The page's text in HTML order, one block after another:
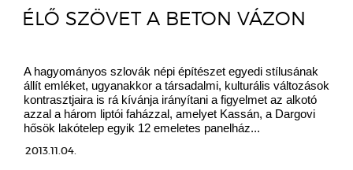
ÉLŐ SZÖVET A BETON VÁZON
A hagyományos szlovák népi építészet egyedi stílusának
állít emléket, ugyanakkor a társadalmi, kulturális változások
kontrasztjaira is rá kívánja irányítani a figyelmet az alkotó
azzal a három liptói faházzal, amelyet Kassán, a Dargovi
hősök lakótelep egyik 12 emeletes panelház...
2013.11.04.